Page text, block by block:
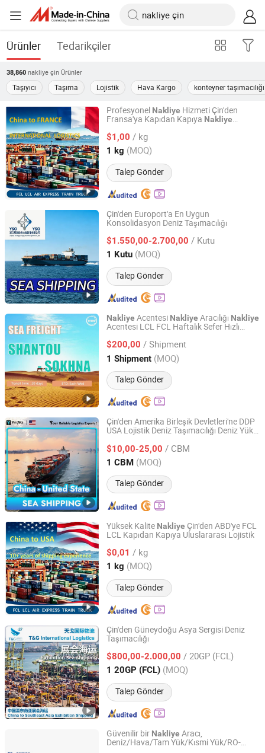
Ürünler Tedarikçiler
38,860 nakliye çin Ürünler
Taşıyıcı Taşıma Lojistik Hava Kargo konteyner taşımacılığı
Profesyonel Nakliye Hizmeti Çin'den
Fransa'ya Kapıdan Kapıya Nakliye
$1,00 / kg
1 kg (MOQ)
Talep Gönder
Shanghai Junshi Shunwei Supply Chain Co., Ltd
Shanghai, China Fiyat 2026
Çin'den Europort'a En Uygun
Konsolidasyon Deniz Taşımacılığı
$1.550,00-2.700,00 / Kutu
1 Kutu (MOQ)
Talep Gönder
Zhejiang Yishengou Supply Chain Management Co., Ltd.
Zhejiang, China Fiyat 2026
Nakliye Acentesi Nakliye Aracılığı Nakliye
Acentesi LCL FCL Haftalık Sefer Hızlı
Shenzhen Çin'den Sokhna Limanı Mısır'a
$200,00 / Shipment
1 Shipment (MOQ)
Talep Gönder
Shantou Yitong International Forwarding Co., Ltd.
Guangdong, China Fiyat 2023
Çin'den Amerika Birleşik Devletleri'ne DDP
USA Lojistik Deniz Taşımacılığı Deniz Yük
$10,00-25,00 / CBM
1 CBM (MOQ)
Talep Gönder
Ningbo Yingbai International Logistics Co., Ltd
Zhejiang, China Fiyat 2023
Yüksek Kalite Nakliye Çin'den ABD'ye FCL
LCL Kapıdan Kapıya Uluslararası Lojistik
$0,01 / kg
1 kg (MOQ)
Talep Gönder
Shanghai Junshi Shunwei Supply Chain Co., Ltd
Shanghai, China Fiyat 2026
Çin'den Güneydoğu Asya Sergisi Deniz
Taşımacılığı
$800,00-2.000,00 / 20GP (FCL)
1 20GP (FCL) (MOQ)
Talep Gönder
Shanghai T&G International Logistics Co., Ltd.
Shanghai, China Fiyat 2026
Güvenilir bir Nakliye Aracı,
Deniz/Hava/Tam Yük/Kısmi Yük/RO-
Cns Intertrans (Shen Zhen) Co., Ltd.